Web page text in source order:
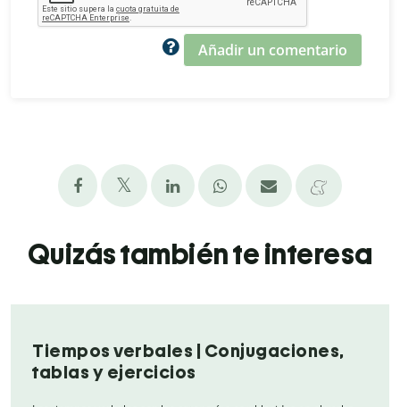
Añadir un comentario
Quizás también te interesa
Tiempos verbales | Conjugaciones,
tablas y ejercicios